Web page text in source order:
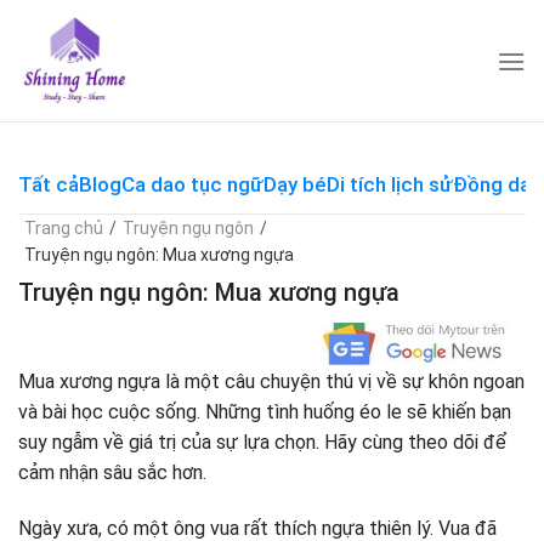
content
Tất cảBlogCa dao tục ngữDạy béDi tích lịch sửĐồng dao
Trang chủ / Truyện ngụ ngôn /
Truyện ngụ ngôn: Mua xương ngựa
Truyện ngụ ngôn: Mua xương ngựa
Mua xương ngựa là một câu chuyện thú vị về sự khôn ngoan
và bài học cuộc sống. Những tình huống éo le sẽ khiến bạn
suy ngẫm về giá trị của sự lựa chọn. Hãy cùng theo dõi để
cảm nhận sâu sắc hơn.
Ngày xưa, có một ông vua rất thích ngựa thiên lý. Vua đã